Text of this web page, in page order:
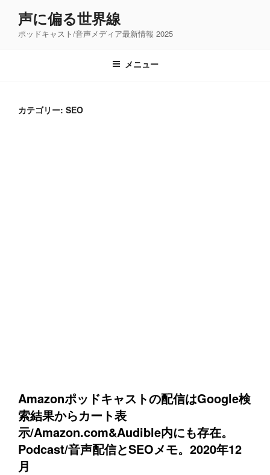
声に偏る世界線
ポッドキャスト/音声メディア最新情報 2025
メニュー
カテゴリー: SEO
Amazonポッドキャストの配信はGoogle検
索結果からカート表
示/Amazon.com&Audible内にも存在。
Podcast/音声配信とSEOメモ。2020年12
月